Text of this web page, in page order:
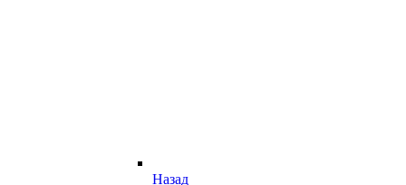
Назад